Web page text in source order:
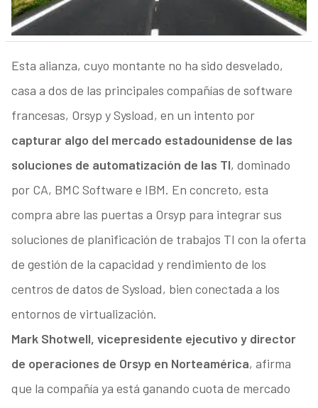
Esta alianza, cuyo montante no ha sido desvelado,
casa a dos de las principales compañías de software
francesas, Orsyp y Sysload, en un intento por
capturar algo del mercado estadounidense de las
soluciones de automatización de las TI, dominado
por CA, BMC Software e IBM. En concreto, esta
compra abre las puertas a Orsyp para integrar sus
soluciones de planificación de trabajos TI con la oferta
de gestión de la capacidad y rendimiento de los
centros de datos de Sysload, bien conectada a los
entornos de virtualización.
Mark Shotwell, vicepresidente ejecutivo y director
de operaciones de Orsyp en Norteamérica, afirma
que la compañía ya está ganando cuota de mercado